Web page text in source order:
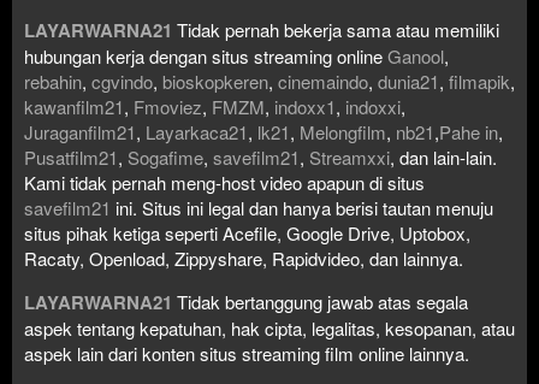
LAYARWARNA21 Tidak pernah bekerja sama atau memiliki
hubungan kerja dengan situs streaming onlineGanool,
rebahin, cgvindo, bioskopkeren, cinemaindo, dunia21, filmapik,
kawanfilm21, Fmoviez, FMZM, indoxx1, indoxxi,
Juraganfilm21, Layarkaca21, lk21, Melongfilm, nb21,Pahe in,
Pusatfilm21, Sogafime, savefilm21, Streamxxi, dan lain-lain.
Kami tidak pernah meng-host video apapun di situs
savefilm21 ini. Situs ini legal dan hanya berisi tautan menuju
situs pihak ketiga seperti Acefile, Google Drive, Uptobox,
Racaty, Openload, Zippyshare, Rapidvideo, dan lainnya.
LAYARWARNA21 Tidak bertanggung jawab atas segala
aspek tentang kepatuhan, hak cipta, legalitas, kesopanan, atau
aspek lain dari konten situs streaming film online lainnya.